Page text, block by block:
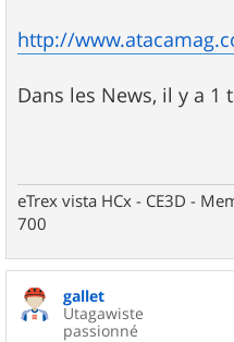
http://
Dans les News, il y a 1
eTrex vista HCx - CE3D -
700
gallet
Utagawiste
passionné